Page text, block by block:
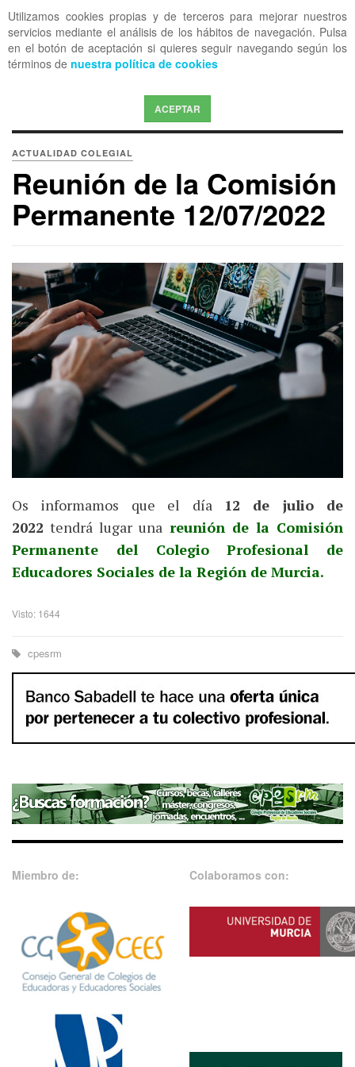
Utilizamos cookies propias y de terceros para mejorar nuestros
servicios mediante el análisis de los hábitos de navegación. Pulsa
en el botón de aceptación si quieres seguir navegando según los
términos de nuestra política de cookies
ACEPTAR
OFF CANVAS
ACTUALIDAD COLEGIAL
Reunión de la Comisión
Permanente 12/07/2022
Os informamos que el día 12 de julio de
2022 tendrá lugar una reunión de la Comisión
Permanente del Colegio Profesional de
Educadores Sociales de la Región de Murcia.
Visto: 1644
cpesrm
Miembro de: Colaboramos con: